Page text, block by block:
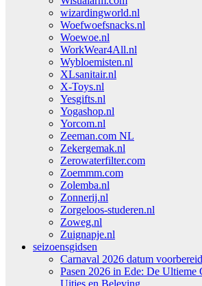
wizardingworld.nl
Woefwoefsnacks.nl
Woewoe.nl
WorkWear4All.nl
Wybloemisten.nl
XLsanitair.nl
X-Toys.nl
Yesgifts.nl
Yogashop.nl
Yorcom.nl
Zeeman.com NL
Zekergemak.nl
Zerowaterfilter.com
Zoemmm.com
Zolemba.nl
Zonnerij.nl
Zorgeloos-studeren.nl
Zoweg.nl
Zuignapje.nl
seizoensgidsen
Carnaval 2026 datum
Pasen 2026 in Ede: De
Uitjes en Beleving